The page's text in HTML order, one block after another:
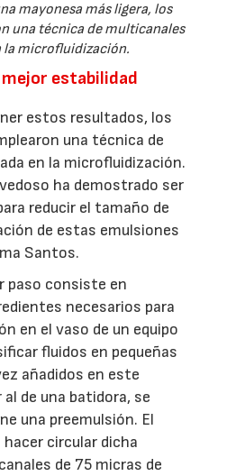
mayonesa más ligera, los
una técnica de multicanales
la microfluidización.
estabilidad
estos resultados, los
una técnica de
en la microfluidización.
ha demostrado ser
reducir el tamaño de
de estas emulsiones
Santos.
paso consiste en
necesarios para
en el vaso de un equipo
fluidos en pequeñas
añadidos en este
de una batidora, se
una preemulsión. El
circular dicha
de 75 micras de